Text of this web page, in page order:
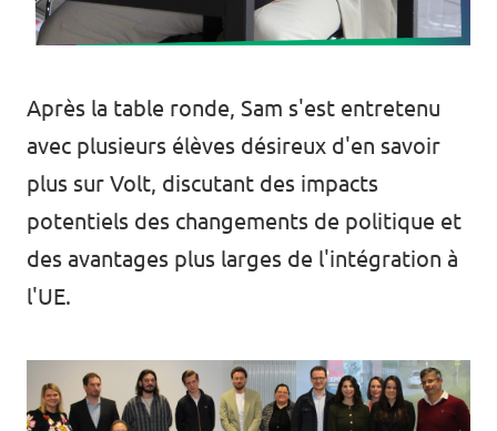
Après la table ronde, Sam s'est entretenu
avec plusieurs élèves désireux d'en savoir
plus sur Volt, discutant des impacts
potentiels des changements de politique et
des avantages plus larges de l'intégration à
l'UE.